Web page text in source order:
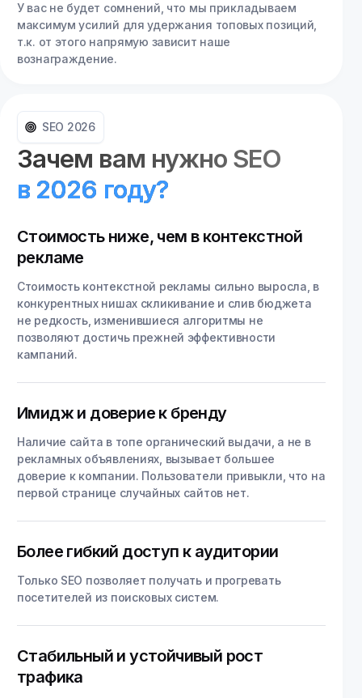
У вас не будет сомнений, что мы прикладываем
максимум усилий для удержания топовых позиций,
т.к. от этого напрямую зависит наше
вознаграждение.
SEO 2026
Зачем вам нужно SEO
в 2026 году?
Стоимость ниже, чем в контекстной
рекламе
Стоимость контекстной рекламы сильно выросла, в
конкурентных нишах скликивание и слив бюджета
не редкость, изменившиеся алгоритмы не
позволяют достичь прежней эффективности
кампаний.
Имидж и доверие к бренду
Наличие сайта в топе органический выдачи, а не в
рекламных объявлениях, вызывает большее
доверие к компании. Пользователи привыкли, что на
первой странице случайных сайтов нет.
Более гибкий доступ к аудитории
Только SEO позволяет получать и прогревать
посетителей из поисковых систем.
Стабильный и устойчивый рост
трафика